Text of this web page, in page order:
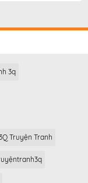
3q
Truyện Tranh